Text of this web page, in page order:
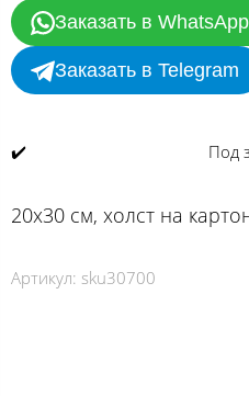
Заказать в WhatsApp
Заказать в Telegram
✔️ Под
20х30 см, холст на
Артикул: sku30700